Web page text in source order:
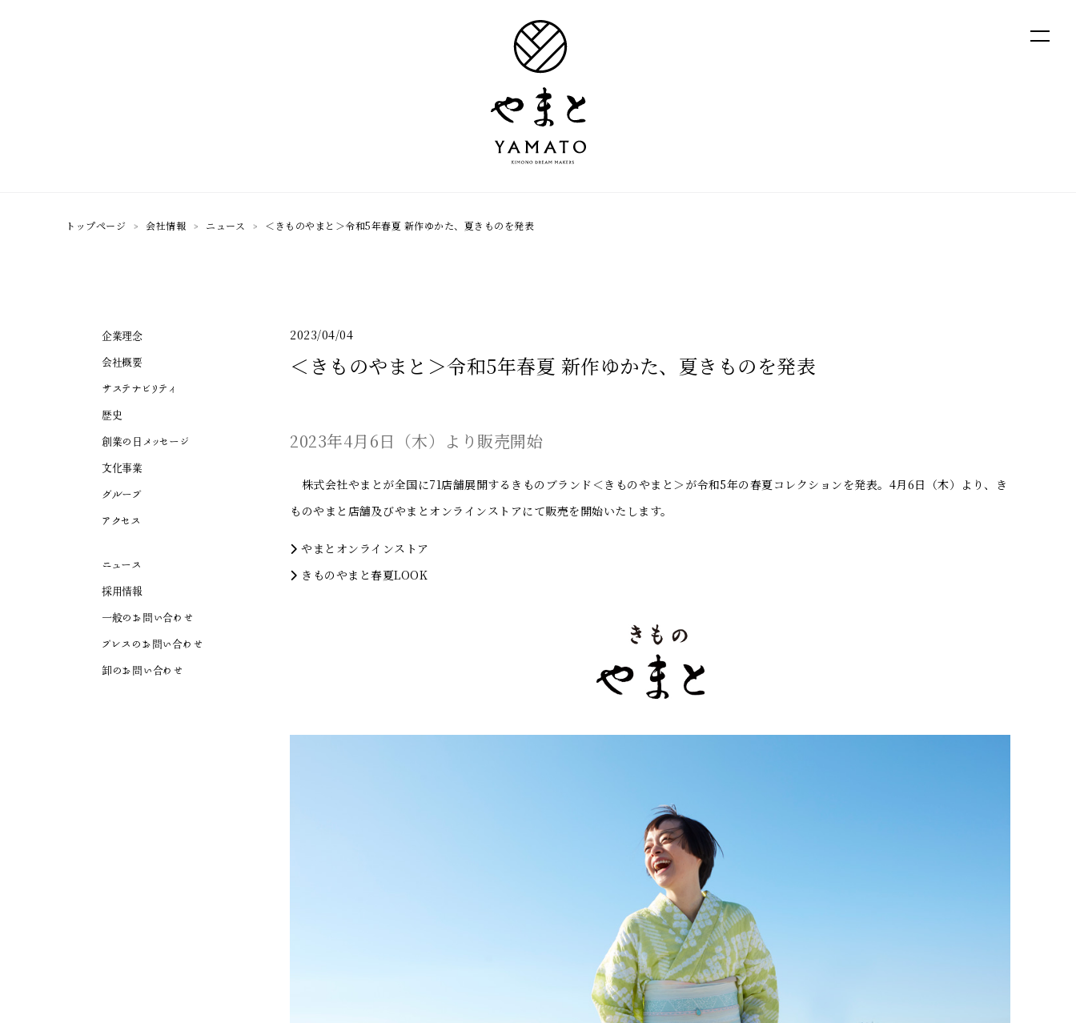
トップページ 会社情報 ニュース ＜きものやまと＞令和5年春夏 新作ゆかた、夏きものを発表
企業理念
会社概要
サステナビリティ
歴史
創業の日メッセージ
文化事業
グループ
アクセス
ニュース
採用情報
一般のお問い合わせ
プレスのお問い合わせ
卸のお問い合わせ
2023/04/04
＜きものやまと＞令和5年春夏 新作ゆかた、夏きものを発表
2023年4月6日（木）より販売開始
株式会社やまとが全国に71店舗展開するきものブランド＜きものやまと＞が令和5年の春夏コレクションを発表。4月6日（木）より、き
ものやまと店舗及びやまとオンラインストアにて販売を開始いたします。
やまとオンラインストア
きものやまと春夏LOOK